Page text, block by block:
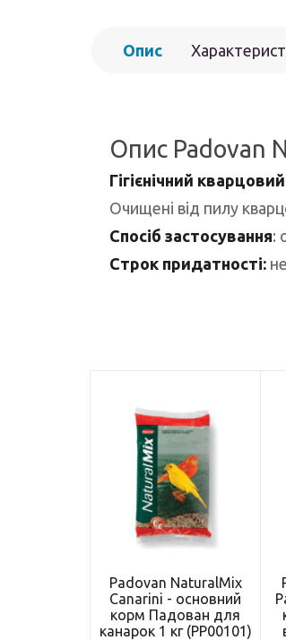
Опис
Опис Padovan
Гігієнічний
Очищені від пилу
Спосіб застосування:
Строк придатності:
Padovan NaturalMix
Canarini - основний
корм Падован для
канарок 1 кг (PP00101)